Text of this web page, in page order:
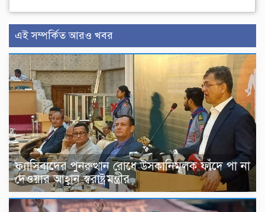
এই সম্পর্কিত আরও খবর
ফ্যাসিবাদের পুনরুত্থান রোধে উসকানিমূলক ফাঁদে পা না
দেওয়ার আহ্বান স্বরাষ্ট্রমন্ত্রীর